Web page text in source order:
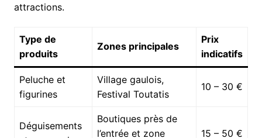
attractions.
Type de
produits
Zones principales
Prix
indicatifs
Peluche et
figurines
Village gaulois,
Festival Toutatis
10 – 30 €
Déguisements
Boutiques près de
l’entrée et zone
15 – 50 €